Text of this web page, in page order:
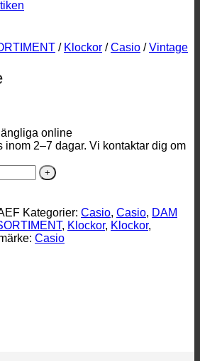
/ Klockor / Casio / Vintage
online
inom 2–7 dagar. Vi kontaktar dig om
Kategorier: Casio, Casio, DAM
, Klockor, Klockor,
Casio